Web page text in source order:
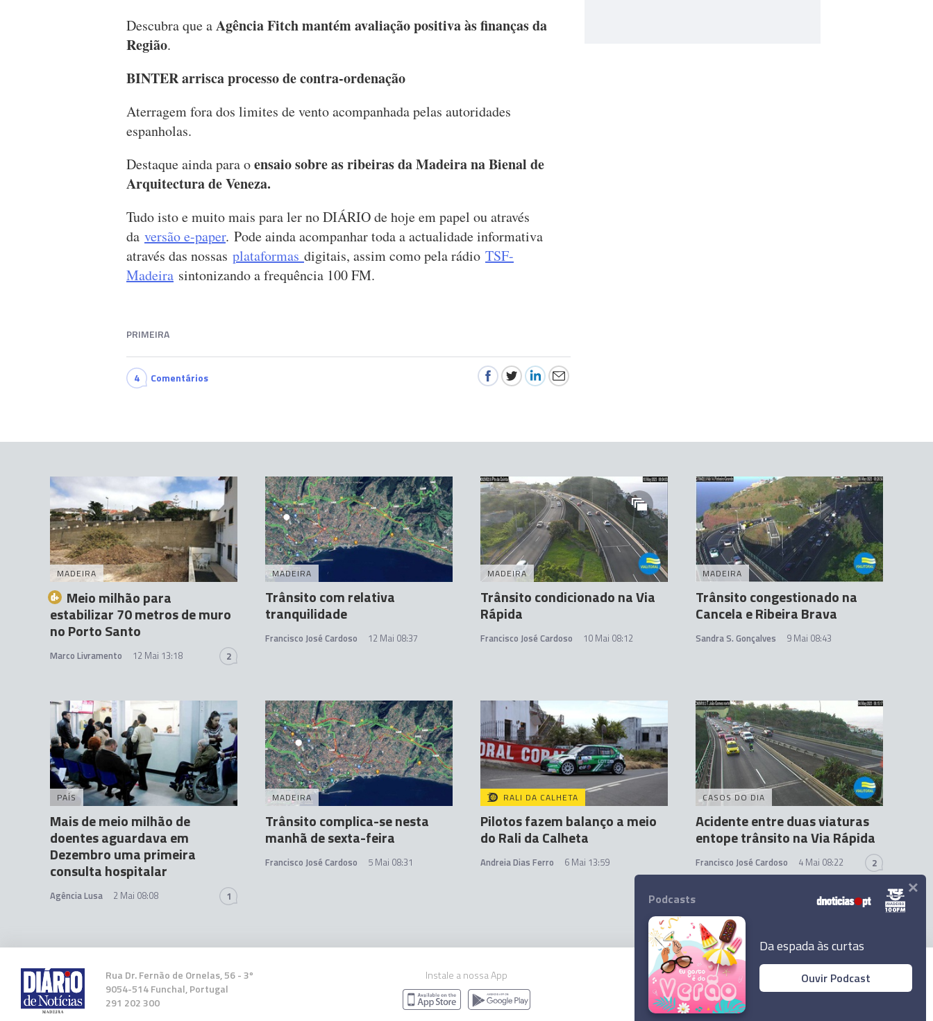
Descubra que aAgência Fitch mantém avaliação positiva às finanças da
Região.
BINTER arrisca processo de contra-ordenação
Aterragem fora dos limites de vento acompanhada pelas autoridades
espanholas.
Destaque ainda para oensaio sobre as ribeiras da Madeira na Bienal de
Arquitectura de Veneza.
Tudo isto e muito mais para ler no DIÁRIO de hoje em papel ou através
da versão e-paper. Pode ainda acompanhar toda a actualidade informativa
através das nossas plataformas digitais, assim como pela rádio TSF-
Madeira sintonizando a frequência 100 FM.
PRIMEIRA
4 Comentários
MADEIRA
Meio milhão para
estabilizar 70 metros de muro
no Porto Santo
Marco Livramento 12 Mai 13:18 2
MADEIRA
Trânsito com relativa
tranquilidade
Francisco José Cardoso 12 Mai 08:37
MADEIRA
Trânsito condicionado na Via
Rápida
Francisco José Cardoso 10 Mai 08:12
MADEIRA
Trânsito congestionado na
Cancela e Ribeira Brava
Sandra S. Gonçalves 9 Mai 08:43
PAÍS
Mais de meio milhão de
doentes aguardava em
Dezembro uma primeira
consulta hospitalar
Agência Lusa 2 Mai 08:08 1
MADEIRA
Trânsito complica-se nesta
manhã de sexta-feira
Francisco José Cardoso 5 Mai 08:31
RALI DA CALHETA
Pilotos fazem balanço a meio
do Rali da Calheta
Andreia Dias Ferro 6 Mai 13:59
CASOS DO DIA
Acidente entre duas viaturas
entope trânsito na Via Rápida
Francisco José Cardoso 4 Mai 08:22 2
Rua Dr. Fernão de Ornelas, 56 - 3º
9054-514 Funchal, Portugal
291 202 300
Instale a nossa App
© 2023 Empresa Diário de Notícias, Lda.
Podcasts
Da espada às curtas
Ouvir Podcast
×